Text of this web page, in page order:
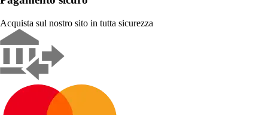
Acquista sul nostro sito in tutta sicurezza